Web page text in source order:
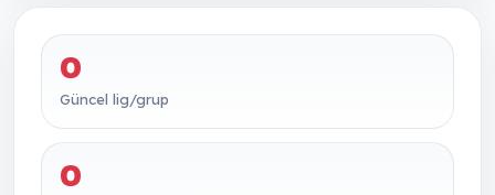
0
Güncel lig/grup
0